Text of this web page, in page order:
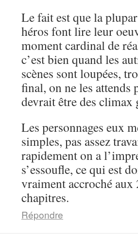
Le fait est que la
héros font lire leur
moment cardinal de
c’est bien quand les
scènes sont loupées,
final, on ne les attends
devrait être des climax
Les personnages eux
simples, pas assez
rapidement on a
s’essoufle, ce qui est
vraiment accroché
chapitres.
Répondre